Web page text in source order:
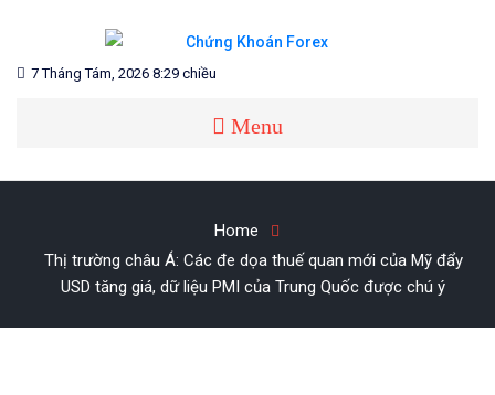
content
CHỨNG KHOÁN FOREX
Blog chia sẻ về Chứng Khoán và Forex
7 Tháng Tám, 2026 8:29 chiều
Menu
Home
Thị trường châu Á: Các đe dọa thuế quan mới của Mỹ đẩy
USD tăng giá, dữ liệu PMI của Trung Quốc được chú ý